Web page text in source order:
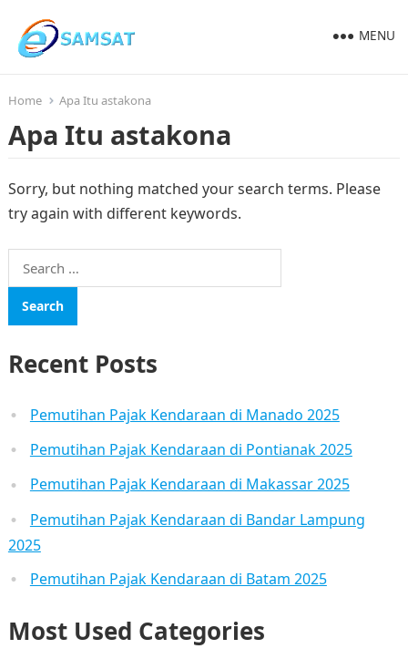
MENU
Home Apa Itu astakona
Apa Itu astakona
Sorry, but nothing matched your search terms. Please
try again with different keywords.
Search
for:
Recent Posts
Pemutihan Pajak Kendaraan di Manado 2025
Pemutihan Pajak Kendaraan di Pontianak 2025
Pemutihan Pajak Kendaraan di Makassar 2025
Pemutihan Pajak Kendaraan di Bandar Lampung
2025
Pemutihan Pajak Kendaraan di Batam 2025
Most Used Categories